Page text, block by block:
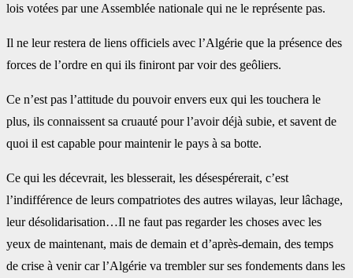
lois votées par une Assemblée nationale qui ne le représente pas.
Il ne leur restera de liens ‎officiels avec l’Algérie que la présence des
forces de l’ordre en qui ils finiront par voir des geôliers.
Ce n’est pas l’attitude du pouvoir envers eux qui les touchera le
plus, ils connaissent sa cruauté ‎pour l’avoir déjà subie, et savent de
quoi il est capable pour maintenir le pays à sa botte.
Ce qui les ‎décevrait, les blesserait, les désespérerait, c’est
l’indifférence de leurs compatriotes des autres ‎wilayas, leur lâchage,
leur désolidarisation…Il ne faut pas regarder les choses avec les
yeux de maintenant, mais de demain et d’après-demain, ‎des temps
de crise à venir car l’Algérie va trembler sur ses fondements dans les